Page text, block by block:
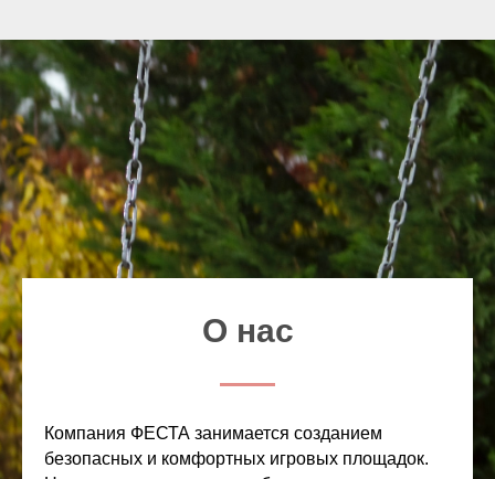
О нас
Компания ФЕСТА занимается созданием
безопасных и комфортных игровых площадок.